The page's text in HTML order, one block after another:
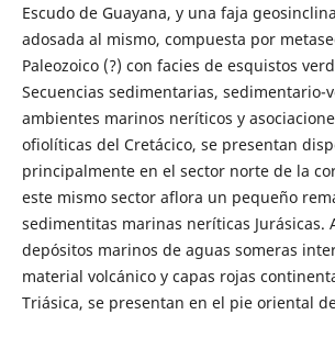
Escudo de Guayana, y una faja
adosada al mismo, compuesta por
Paleozoico (?) con facies de esquistos
Secuencias sedimentarias, sedimentario-
ambientes marinos neríticos y
ofiolíticas del Cretácico, se presentan
principalmente en el sector norte de la
este mismo sector aflora un pequeño
sedimentitas marinas neríticas Jurásicas.
depósitos marinos de aguas someras
material volcánico y capas rojas
Triásica, se presentan en el pie oriental